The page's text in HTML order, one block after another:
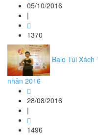
05/10/2016
|
1370
Balo Túi
nhân 2016
28/08/2016
|
1496